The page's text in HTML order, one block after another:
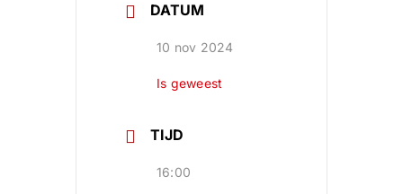
DATUM
10 nov 2024
Is geweest
TIJD
16:00